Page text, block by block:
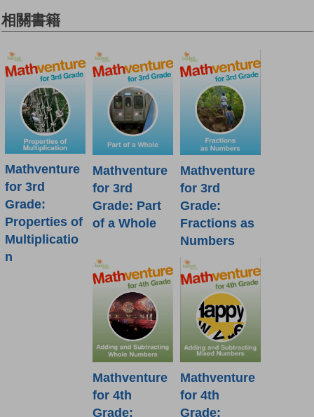
相關書籍
Mathventure
for 3rd
Grade:
Properties of
Multiplicatio
n
Mathventure
for 3rd
Grade: Part
of a Whole
Mathventure
for 3rd
Grade:
Fractions as
Numbers
Mathventure
for 4th
Grade:
Mathventure
for 4th
Grade: